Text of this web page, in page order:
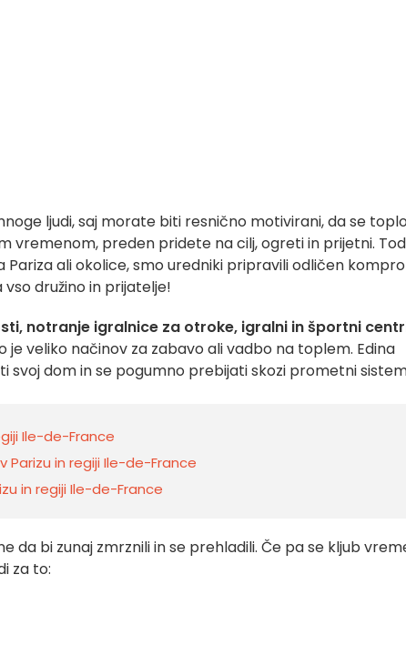
ljudi, saj morate biti resnično motivirani, da se toplo
vremenom, preden pridete na cilj, ogreti in prijetni.
Pariza ali okolice, smo uredniki pripravili odličen
vso družino in prijatelje!
notranje igralnice za otroke, igralni in športni
je veliko načinov za zabavo ali vadbo na toplem. Edina
svoj dom in se pogumno prebijati skozi prometni
Ile-de-France
Parizu in regiji Ile-de-France
in regiji Ile-de-France
da bi zunaj zmrznili in se prehladili. Če pa se kljub
za to: